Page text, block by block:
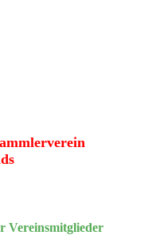
Vereinsmitglieder